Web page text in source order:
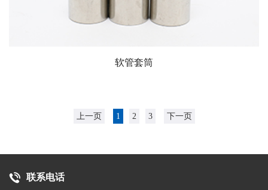
软管套筒
上一页 1 2 3 下一页
联系电话